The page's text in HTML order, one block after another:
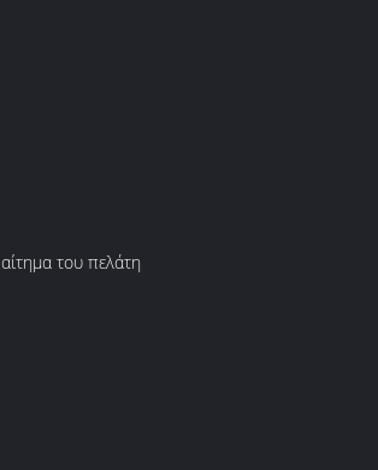
του πελάτη